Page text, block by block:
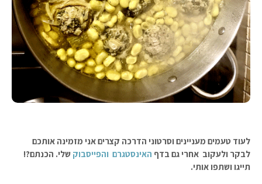
לעוד טעמים מעניינים וסרטוני הדרכה קצרים אני מזמינה אותכם
לבקר ולעקוב אחרי גם בדף האינסטגרם והפייסבוק שלי. הכנתם?!
תייגו ושתפו אותי.